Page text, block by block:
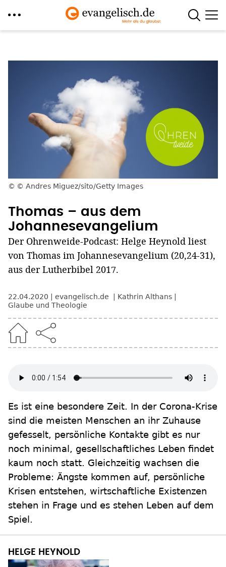
© Andres Miguez/sito/Getty Images
Thomas – aus dem
Johannesevangelium
Der Ohrenweide-Podcast: Helge Heynold liest
von Thomas im Johannesevangelium (20,24-31),
aus der Lutherbibel 2017.
22.04.2020 evangelisch.de
Kathrin Althans
Glaube und Theologie
Es ist eine besondere Zeit. In der Corona-Krise
sind die meisten Menschen an ihr Zuhause
gefesselt, persönliche Kontakte gibt es nur
noch minimal, gesellschaftliches Leben findet
kaum noch statt. Gleichzeitig wachsen die
Probleme: Ängste kommen auf, persönliche
Krisen entstehen, wirtschaftliche Existenzen
stehen in Frage und es stehen Leben auf dem
Spiel.
HELGE HEYNOLD